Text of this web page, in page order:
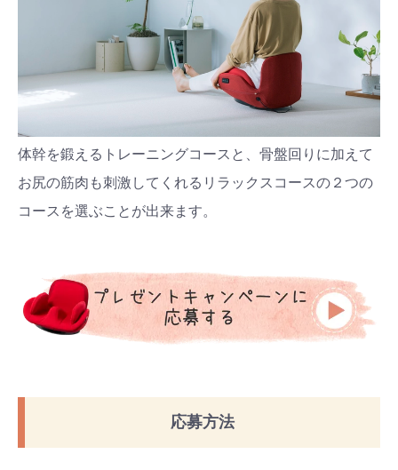
体幹を鍛えるトレーニングコースと、骨盤回りに加えて
お尻の筋肉も刺激してくれるリラックスコースの２つの
コースを選ぶことが出来ます。
応募方法